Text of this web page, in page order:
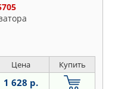
Цена Купить
1 628 р.